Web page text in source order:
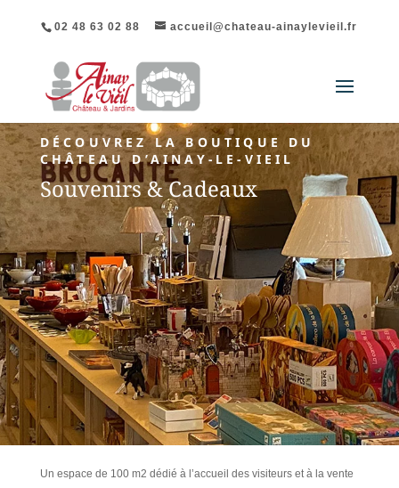
02 48 63 02 88 accueil@chateau-ainaylevieil.fr
DÉCOUVREZ LA BOUTIQUE DU
CHÂTEAU D’AINAY-LE-VIEIL
Souvenirs & Cadeaux
Un espace de 100 m2 dédié à l’accueil des visiteurs et à la vente